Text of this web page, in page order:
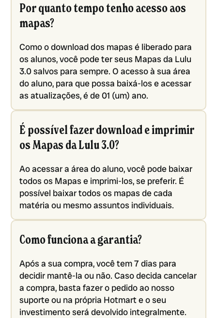
Por quanto tempo tenho acesso aos
mapas?
Como o download dos mapas é liberado para
os alunos, você pode ter seus Mapas da Lulu
3.0 salvos para sempre. O acesso à sua área
do aluno, para que possa baixá-los e acessar
as atualizações, é de 01 (um) ano.
É possível fazer download e imprimir
os Mapas da Lulu 3.0?
Ao acessar a área do aluno, você pode baixar
todos os Mapas e imprimi-los, se preferir. É
possível baixar todos os mapas de cada
matéria ou mesmo assuntos individuais.
Como funciona a garantia?
Após a sua compra, você tem 7 dias para
decidir mantê-la ou não. Caso decida cancelar
a compra, basta fazer o pedido ao nosso
suporte ou na própria Hotmart e o seu
investimento será devolvido integralmente.